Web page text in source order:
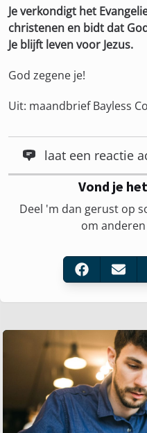
Je verkondigt het
christenen en bidt dat
Je blijft leven voor Jezus.
God zegene je!
Uit: maandbrief Bayless
laat een reactie
Vond je
Deel 'm dan gerust op
om